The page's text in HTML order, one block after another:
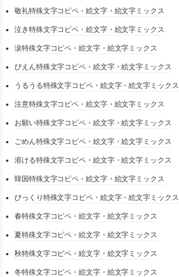
敬礼特殊文字コピペ・絵文字・絵文字ミックス
泣き特殊文字コピペ・絵文字・絵文字ミックス
涙特殊文字コピペ・絵文字・絵文字ミックス
ぴえん特殊文字コピペ・絵文字・絵文字ミックス
うるうる特殊文字コピペ・絵文字・絵文字ミックス
注意特殊文字コピペ・絵文字・絵文字ミックス
お願い特殊文字コピペ・絵文字・絵文字ミックス
ごめん特殊文字コピペ・絵文字・絵文字ミックス
溶ける特殊文字コピペ・絵文字・絵文字ミックス
韓国特殊文字コピペ・絵文字・絵文字ミックス
びっくり特殊文字コピペ・絵文字・絵文字ミックス
春特殊文字コピペ・絵文字・絵文字ミックス
夏特殊文字コピペ・絵文字・絵文字ミックス
秋特殊文字コピペ・絵文字・絵文字ミックス
冬特殊文字コピペ・絵文字・絵文字ミックス